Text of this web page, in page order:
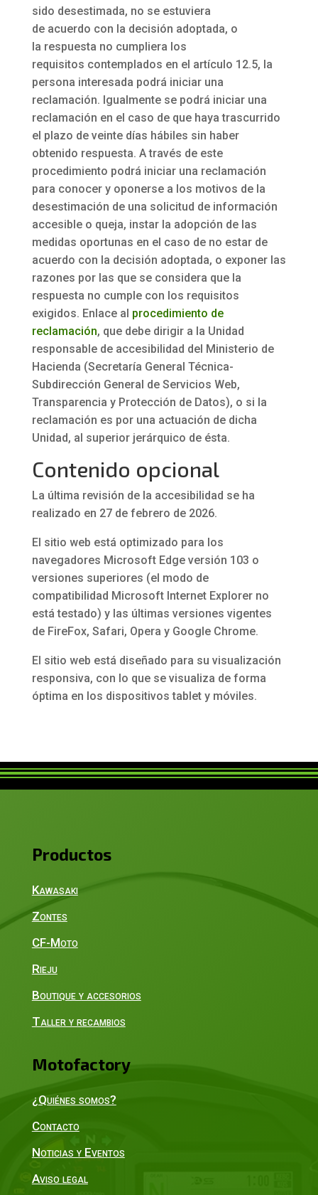
sido desestimada, no se estuviera
de acuerdo con la decisión adoptada, o
la respuesta no cumpliera los
requisitos contemplados en el artículo 12.5, la
persona interesada podrá iniciar una
reclamación. Igualmente se podrá iniciar una
reclamación en el caso de que haya trascurrido
el plazo de veinte días hábiles sin haber
obtenido respuesta. A través de este
procedimiento podrá iniciar una reclamación
para conocer y oponerse a los motivos de la
desestimación de una solicitud de información
accesible o queja, instar la adopción de las
medidas oportunas en el caso de no estar de
acuerdo con la decisión adoptada, o exponer las
razones por las que se considera que la
respuesta no cumple con los requisitos
exigidos. Enlace al procedimiento de
reclamación, que debe dirigir a la Unidad
responsable de accesibilidad del Ministerio de
Hacienda (Secretaría General Técnica-
Subdirección General de Servicios Web,
Transparencia y Protección de Datos), o si la
reclamación es por una actuación de dicha
Unidad, al superior jerárquico de ésta.
Contenido opcional
La última revisión de la accesibilidad se ha
realizado en 27 de febrero de 2026.
El sitio web está optimizado para los
navegadores Microsoft Edge versión 103 o
versiones superiores (el modo de
compatibilidad Microsoft Internet Explorer no
está testado) y las últimas versiones vigentes
de FireFox, Safari, Opera y Google Chrome.
El sitio web está diseñado para su visualización
responsiva, con lo que se visualiza de forma
óptima en los dispositivos tablet y móviles.
Productos
Kawasaki
Zontes
CF-Moto
Rieju
Boutique y accesorios
Taller y recambios
Motofactory
¿Quiénes somos?
Contacto
Noticias y Eventos
Aviso legal